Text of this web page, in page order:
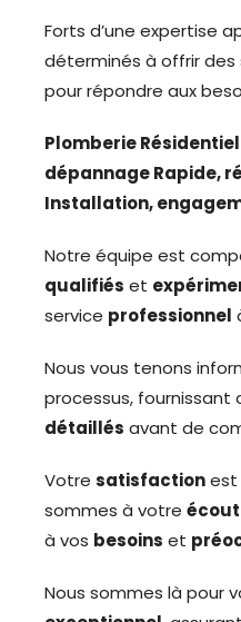
Forts d’une expertise
déterminés à offrir
pour répondre aux
Plomberie
dépannage Rapide, r
Installation, e
Notre équipe est
qualifiés et
service professionnel
Nous vous tenons
processus, fournissant
détaillés avant de
Votre satisfactionest
sommes à votre
à vos besoins et
Nous sommes là pour